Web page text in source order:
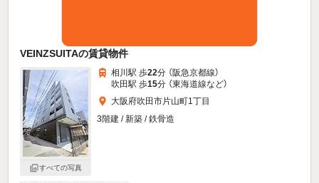
VEINZSUITAの賃貸物件
すべての写真
相川駅 歩22分 （阪急京都線）
吹田駅 歩15分 （東海道線など）
大阪府吹田市片山町1丁目
3階建 / 新築 / 鉄骨造